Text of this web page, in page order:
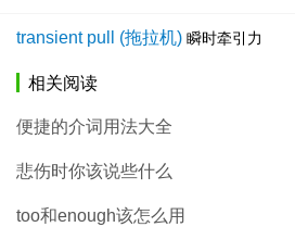
transient pull (拖拉机) 瞬时牵引力
相关阅读
便捷的介词用法大全
悲伤时你该说些什么
too和enough该怎么用